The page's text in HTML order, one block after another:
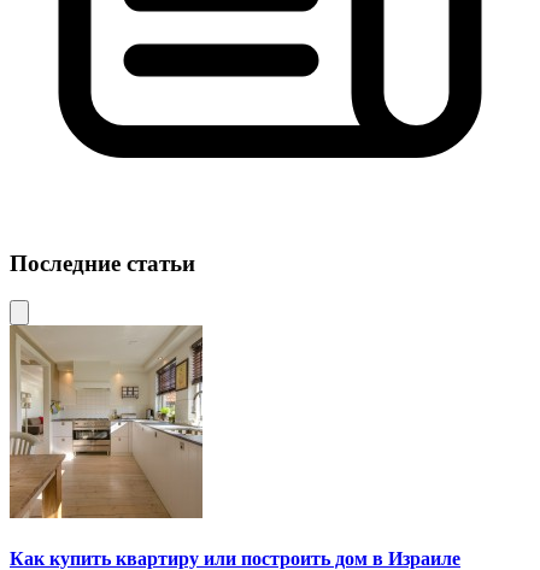
Последние статьи
Как купить квартиру или построить дом в Израиле